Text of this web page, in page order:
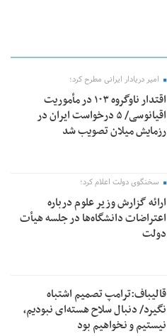
امیر دریادار ایرانی مطرح کرد؛
اقتدار ناوگروه ۱۰۳ در مأموریت‌
اقیانوسی/ ۵ درخواست ایران در
رزمایش میلان تصویب شد
سخنگوی دولت اعلام کرد؛
ارائه گزارش وزیر علوم درباره
اعتراضات دانشگاه‌ها در جلسه هیأت
دولت
قالیباف:ترامپ تصمیم اشتباه
نگیرد/ دنبال سلاح هسته‌ای نبودیم،
نیستیم و نخواهیم بود